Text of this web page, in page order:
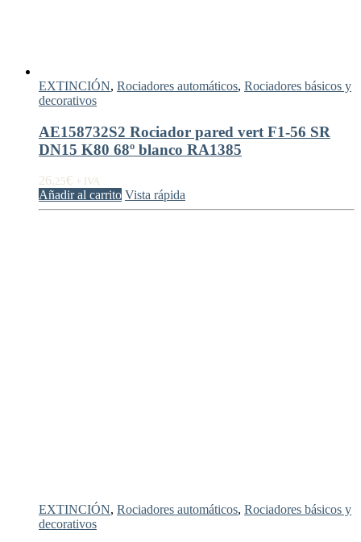
EXTINCIÓN, Rociadores automáticos, Rociadores básicos y
decorativos
AE158732S2 Rociador pared vert F1-56 SR
DN15 K80 68º blanco RA1385
26,25€ + IVA
Añadir al carrito Vista rápida
EXTINCIÓN, Rociadores automáticos, Rociadores básicos y
decorativos